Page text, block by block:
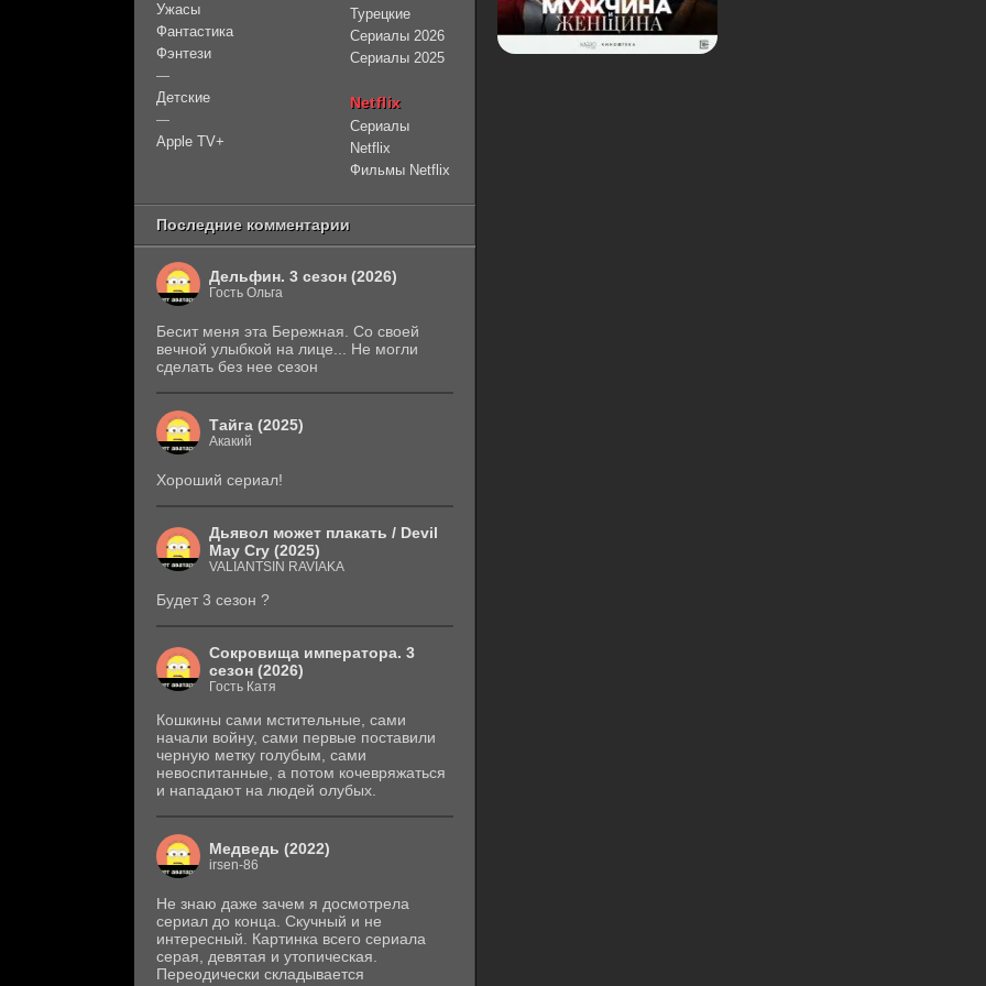
Ужасы
Фантастика
Фэнтези
—
Детские
—
Apple TV+
Турецкие
Сериалы 2026
Сериалы 2025
Netflix
Сериалы
Netflix
Фильмы Netflix
Последние комментарии
Дельфин. 3 сезон (2026)
Гость Ольга
Бесит меня эта Бережная. Со своей
вечной улыбкой на лице... Не могли
сделать без нее сезон
Тайга (2025)
Акакий
Хороший сериал!
Дьявол может плакать / Devil
May Cry (2025)
VALIANTSIN RAVIAKA
Будет 3 сезон ?
Сокровища императора. 3
сезон (2026)
Гость Катя
Кошкины сами мстительные, сами
начали войну, сами первые поставили
черную метку голубым, сами
невоспитанные, а потом кочевряжаться
и нападают на людей олубых.
Медведь (2022)
irsen-86
Не знаю даже зачем я досмотрела
сериал до конца. Скучный и не
интересный. Картинка всего сериала
серая, девятая и утопическая.
Переодически складывается